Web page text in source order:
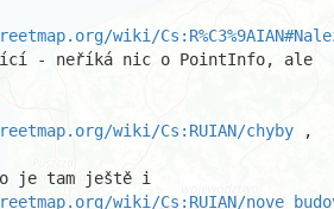
wiki/
- neříká nic o PointInfo, ale
wiki/Cs:RUIAN/chyby ,
wiki/Cs:RUIAN/